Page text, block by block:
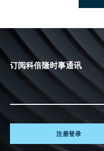
订阅科倍隆时事通讯
注册登录